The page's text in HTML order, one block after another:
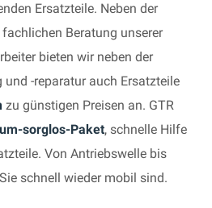
Ersatzteile. Neben der
Beratung unserer
bieten wir neben der
und -reparatur auch Ersatzteile
zu günstigen Preisen an. GTR
sorglos-Paket, schnelle Hilfe
Von Antriebswelle bis
schnell wieder mobil sind.